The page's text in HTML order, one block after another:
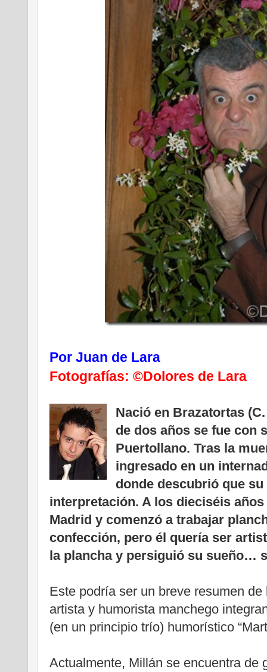
Por Juan de Lara
Fotografías: ©Dolores de Lara
Nació en Brazatortas
de dos años se fue con
Puertollano. Tras la
ingresado en un
donde descubrió que
interpretación. A los dieciséis
Madrid y comenzó a trabajar
confección, pero él quería ser
la plancha y persiguió su sueño…
Este podría ser un breve resumen
artista y humorista manchego
(en un principio trío) humorístico
Actualmente, Millán se encuentra de